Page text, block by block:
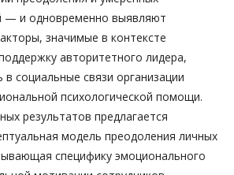
— и одновременно выявляют
значимые в контексте
авторитетного лидера,
в социальные связи организации
психологической помощи.
результатов предлагается
модель преодоления личных
специфику эмоционального